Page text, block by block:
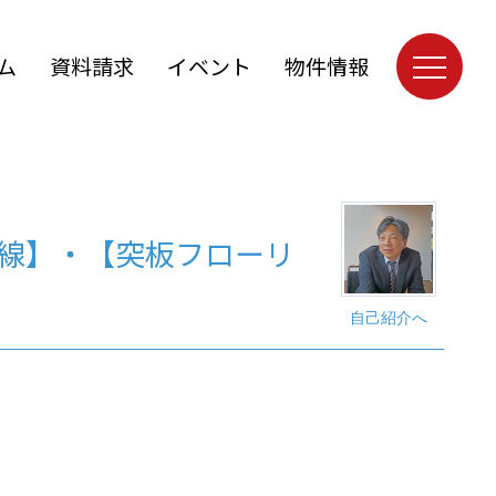
資料請求 イベント 物件情報
自己紹介へ
】・【突板フローリ